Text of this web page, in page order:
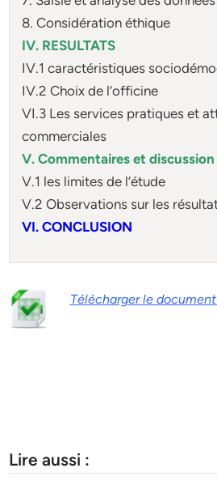
8. Considération éthique
IV. RESULTATS
IV.1 caractéristiques
IV.2 Choix de l’officine
VI.3 Les services pratiques et
commerciales
V. Commentaires et discussion
V.1 les limites de l’étude
V.2 Observations sur les
VI. CONCLUSION
Télécharger le
Lire aussi :